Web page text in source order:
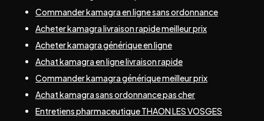
Commander kamagra en ligne sans ordonnance
Acheter kamagra livraison rapide meilleur prix
Acheter kamagra générique en ligne
Achat kamagra en ligne livraison rapide
Commander kamagra générique meilleur prix
Achat kamagra sans ordonnance pas cher
Entretiens pharmaceutique THAON LES VOSGES